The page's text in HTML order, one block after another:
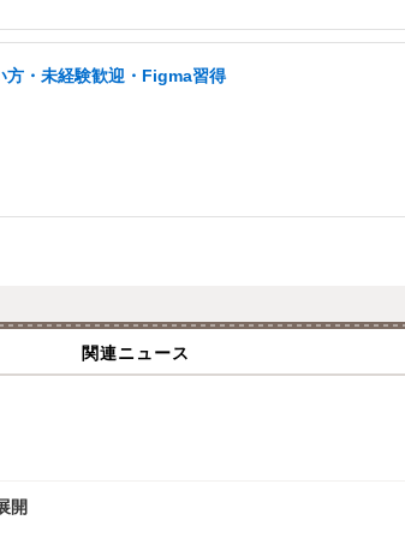
方・未経験歓迎・Figma習得
関連ニュース
開